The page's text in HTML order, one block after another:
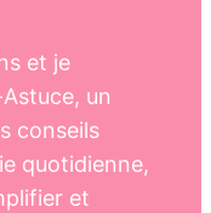
et je
un
conseils
quotidienne,
et